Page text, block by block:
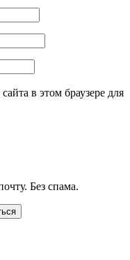
в этом браузере для
Без спама.